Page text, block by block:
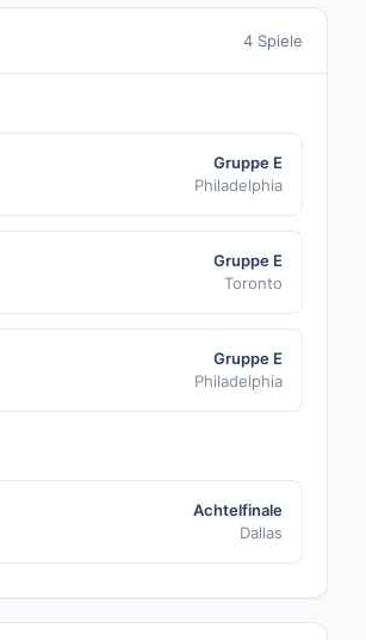
4 Spiele
Gruppe E
Philadelphia
Gruppe E
Toronto
Gruppe E
Philadelphia
Achtelfinale
Dallas